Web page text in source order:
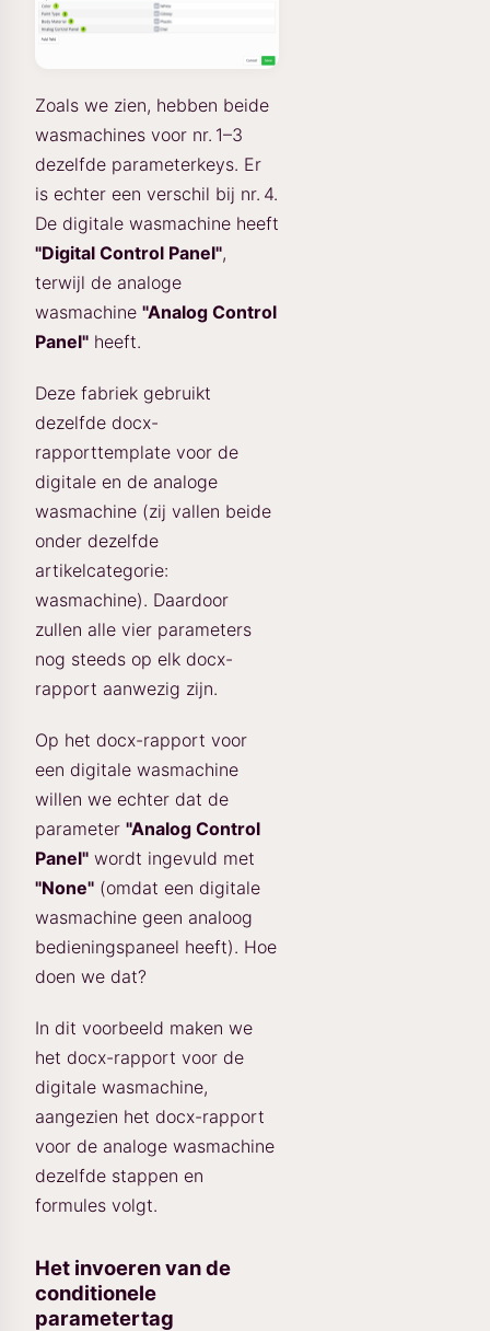
Zoals we zien, hebben beide
wasmachines voor nr. 1–3
dezelfde parameterkeys. Er
is echter een verschil bij nr. 4.
De digitale wasmachine heeft
"Digital Control Panel",
terwijl de analoge
wasmachine "Analog Control
Panel" heeft.
Deze fabriek gebruikt
dezelfde docx-
rapporttemplate voor de
digitale en de analoge
wasmachine (zij vallen beide
onder dezelfde
artikelcategorie:
wasmachine). Daardoor
zullen alle vier parameters
nog steeds op elk docx-
rapport aanwezig zijn.
Op het docx-rapport voor
een digitale wasmachine
willen we echter dat de
parameter "Analog Control
Panel" wordt ingevuld met
"None" (omdat een digitale
wasmachine geen analoog
bedieningspaneel heeft). Hoe
doen we dat?
In dit voorbeeld maken we
het docx-rapport voor de
digitale wasmachine,
aangezien het docx-rapport
voor de analoge wasmachine
dezelfde stappen en
formules volgt.
Het invoeren van de
conditionele
parametertag